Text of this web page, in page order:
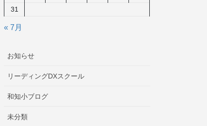
31
« 7月
お知らせ
リーディングDXスクール
和知小ブログ
未分類